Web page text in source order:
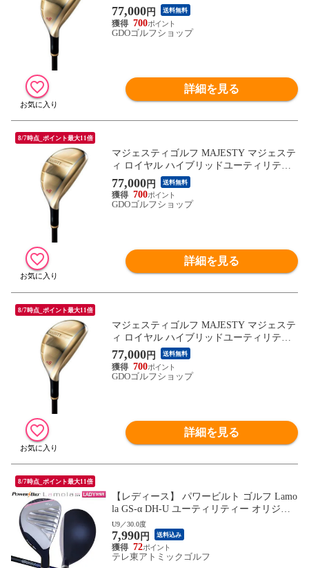
MAJESTY Royale TL560 シャフト：MAJES
TY Royale TL560 L H3 20° 40inch レディス
77,000円 送料無料
700
GDOゴルフショップ
詳細を見る
8/7時点_ポイント最大11倍
マジェスティゴルフ MAJESTY マジェステ
ィ ロイヤル ハイブリッドユーティリティ
MAJESTY Royale TL560 シャフト：MAJES
TY Royale TL560 L H4 22° 39.25inch レディ
ス
77,000円 送料無料
700
GDOゴルフショップ
詳細を見る
8/7時点_ポイント最大11倍
マジェスティゴルフ MAJESTY マジェステ
ィ ロイヤル ハイブリッドユーティリティ
MAJESTY Royale TL560 シャフト：MAJES
TY Royale TL560 L H6 28° 37.75inch レディ
ス
77,000円 送料無料
700
GDOゴルフショップ
詳細を見る
8/7時点_ポイント最大11倍
【レディース】 パワービルト ゴルフ Lamo
la GS-α DH-U ユーティリティー オリジナ
ル カーボンシャフト
U9／30.0度
7,990円 送料込み
72
テレ東アトミックゴルフ